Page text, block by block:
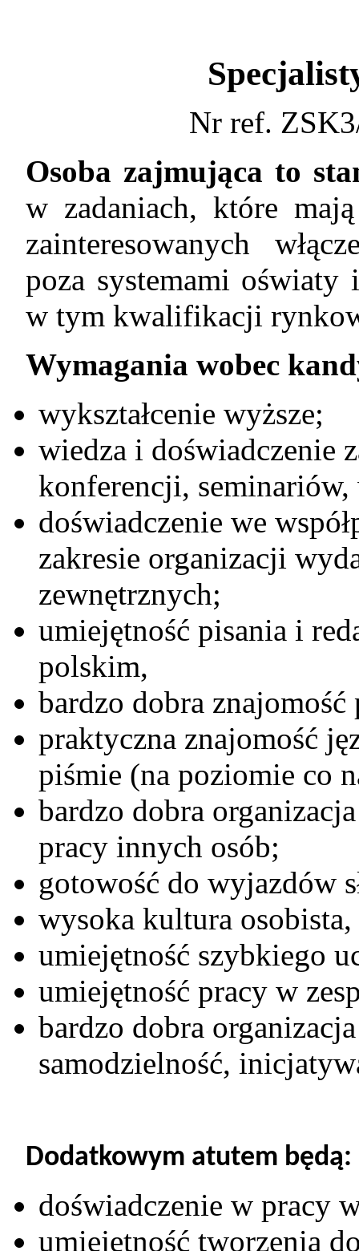
Nr ref.
Osoba zajmująca to
w zadaniach, które
zainteresowanych
poza systemami
w tym kwalifikacji
Wymagania wobec
wykształcenie wyższe;
wiedza i doświadczenie
konferencji,
doświadczenie we
zakresie organizacji
zewnętrznych;
umiejętność pisania i
polskim,
bardzo dobra
praktyczna znajomość
piśmie (na poziomie co
bardzo dobra
pracy innych osób;
gotowość do wyjazdów
wysoka kultura osobista,
umiejętność szybkiego
umiejętność pracy w
bardzo dobra
samodzielność,
Dodatkowym atutem będą:
doświadczenie w pracy
umiejętność tworzenia